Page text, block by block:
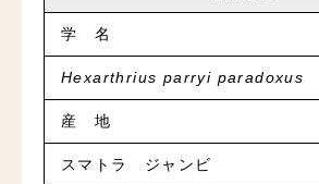
学 名
Hexarthrius parryi paradoxus
産 地
スマトラ ジャンビ